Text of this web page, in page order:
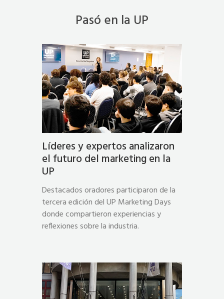
Pasó en la UP
Líderes y expertos analizaron
el futuro del marketing en la
UP
Destacados oradores participaron de la
tercera edición del UP Marketing Days
donde compartieron experiencias y
reflexiones sobre la industria.